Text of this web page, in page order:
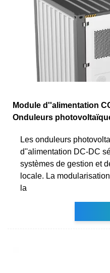
Module d''alimentation
Onduleurs
Les onduleurs
d''alimentation DC-DC
systèmes de gestion et
locale. La
la